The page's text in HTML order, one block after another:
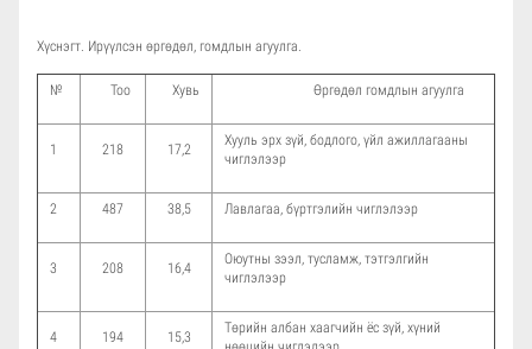
Хүснэгт. Ирүүлсэн өргөдөл, гомдлын агуулга.
№ Тоо Хувь Өргөдөл гомдлын агуулга
1 218 17,2
Хууль эрх зүй, бодлого, үйл ажиллагааны
чиглэлээр
2 487 38,5 Лавлагаа, бүртгэлийн чиглэлээр
3 208 16,4
Оюутны зээл, тусламж, тэтгэлгийн
чиглэлээр
4 194 15,3
Төрийн албан хаагчийн ёс зүй, хүний